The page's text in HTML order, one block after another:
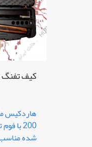
کیف تفنگ
200
شده